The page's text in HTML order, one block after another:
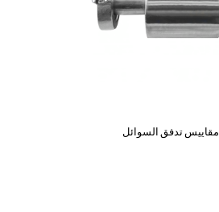
مقاييس تدفق السوائل